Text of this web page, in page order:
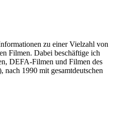
zu einer Vielzahl von
Filmen. Dabei beschäftige ich
DEFA-Filmen und Filmen des
nach 1990 mit gesamtdeutschen